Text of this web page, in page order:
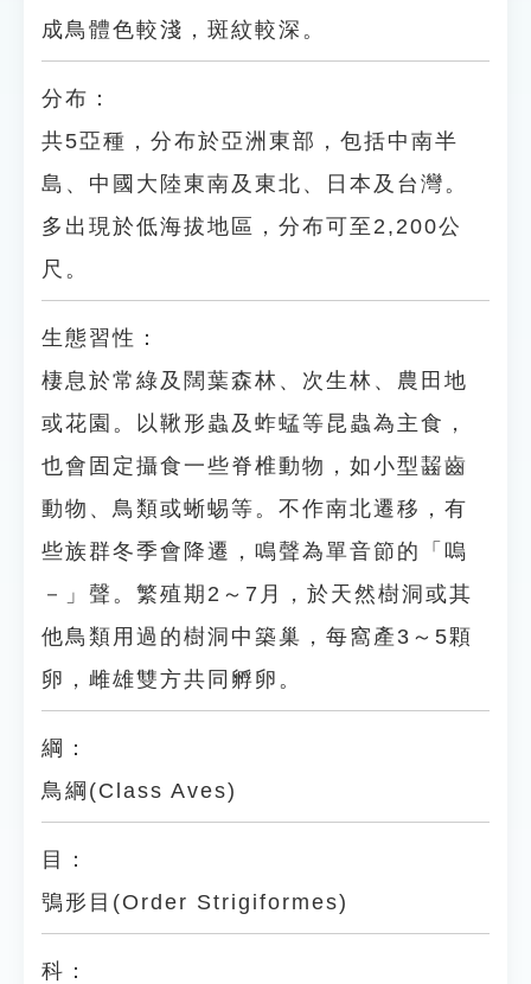
成鳥體色較淺，斑紋較深。
分布：
共5亞種，分布於亞洲東部，包括中南半
島、中國大陸東南及東北、日本及台灣。
多出現於低海拔地區，分布可至2,200公
尺。
生態習性：
棲息於常綠及闊葉森林、次生林、農田地
或花園。以鞦形蟲及蚱蜢等昆蟲為主食，
也會固定攝食一些脊椎動物，如小型齧齒
動物、鳥類或蜥蜴等。不作南北遷移，有
些族群冬季會降遷，鳴聲為單音節的「嗚
－」聲。繁殖期2～7月，於天然樹洞或其
他鳥類用過的樹洞中築巢，每窩產3～5顆
卵，雌雄雙方共同孵卵。
綱：
鳥綱(Class Aves)
目：
鴞形目(Order Strigiformes)
科：